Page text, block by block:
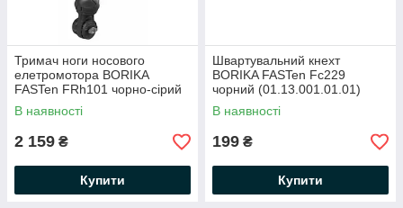
Тримач ноги носового
елетромотора BORIKA
FASTen FRh101 чорно-сірий
d до 50 мм (01.13.014.01.01)
В наявності
2 159 ₴
Купити
Швартувальний кнехт
BORIKA FASTen Fc229
чорний (01.13.001.01.01)
В наявності
199 ₴
Купити